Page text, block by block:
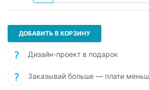
ДОБАВИТЬ В КОРЗИНУ
Дизайн-проект в подарок
Заказывай больше — плати